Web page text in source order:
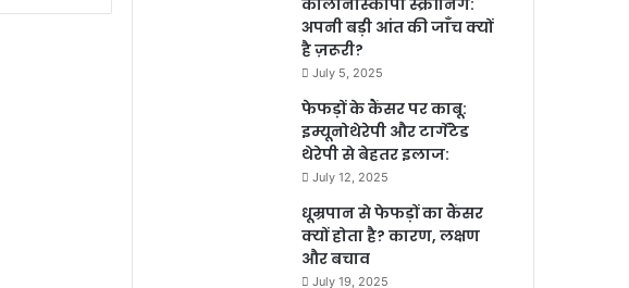
अपनी बड़ी आंत की जाँच क्यों
है ज़रूरी?
July 5, 2025
फेफड़ों के कैंसर पर काबू:
इम्यूनोथेरेपी और टार्गेटेड
थेरेपी से बेहतर इलाज:
July 12, 2025
धूम्रपान से फेफड़ों का कैंसर
क्यों होता है? कारण, लक्षण
और बचाव
July 19, 2025